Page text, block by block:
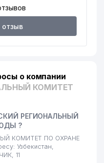
отзыв
о компании
КОМИТЕТ
РЕГИОНАЛЬНЫЙ
?
КОМИТЕТ ПО ОХРАНЕ
Узбекистан,
11